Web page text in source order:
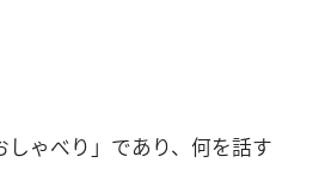
ゃべり」であり、何を話す